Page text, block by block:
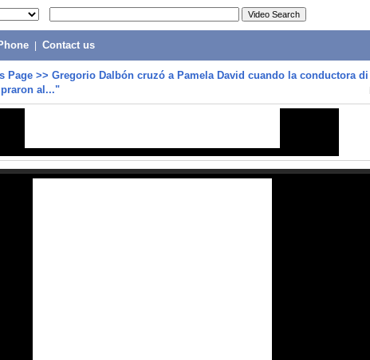
Contact us
Page >> Gregorio Dalbón cruzó a Pamela David cuando la conductora di
al..."